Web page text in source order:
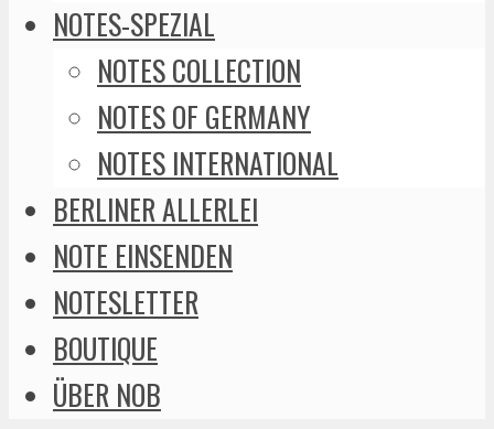
NOTES-SPEZIAL
NOTES COLLECTION
NOTES OF GERMANY
NOTES INTERNATIONAL
BERLINER ALLERLEI
NOTE EINSENDEN
NOTESLETTER
BOUTIQUE
ÜBER NOB